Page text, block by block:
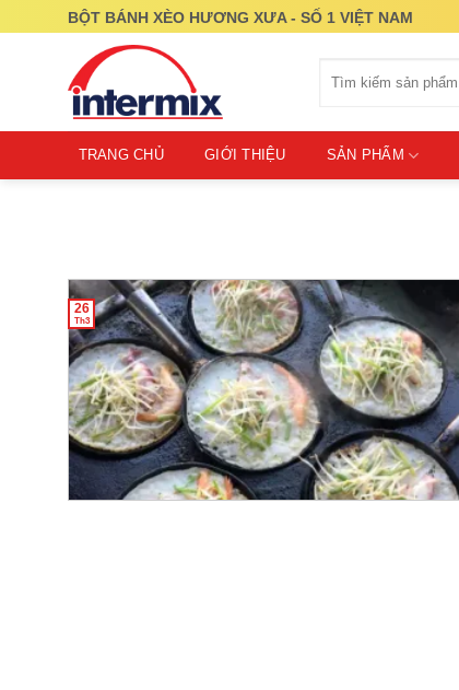
BỘT BÁNH XÈO HƯƠNG XƯA - SỐ 1 VIỆT NAM
kiếm:
TRANG CHỦ GIỚI THIỆU SẢN PHẨM
26
Th3